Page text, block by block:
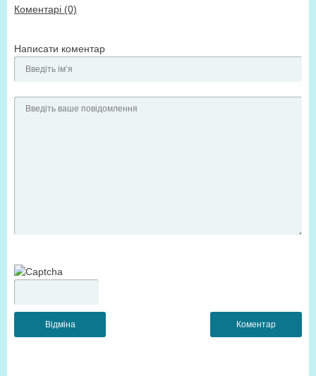
Коментарі (0)
Написати коментар